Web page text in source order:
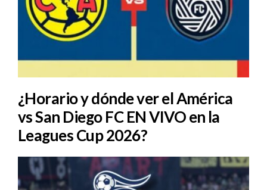
¿Horario y dónde ver el América
vs San Diego FC EN VIVO en la
Leagues Cup 2026?